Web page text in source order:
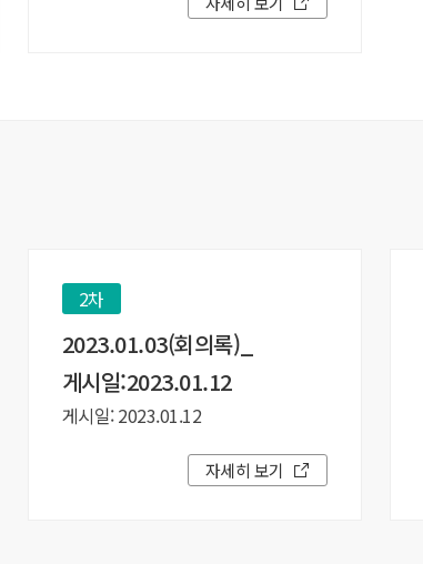
2차
2023.01.03(회의록)_
게시일:2023.01.12
게시일: 2023.01.12
자세히 보기